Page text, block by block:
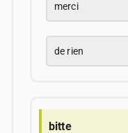
merci
de rien
bitte